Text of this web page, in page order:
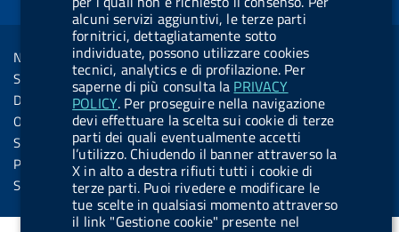
alcuni servizi aggiuntivi, le terze parti
fornitrici, dettagliatamente sotto
individuate, possono utilizzare cookies
tecnici, analytics e di profilazione. Per
saperne di più consulta la PRIVACY
POLICY. Per proseguire nella navigazione
devi effettuare la scelta sui cookie di terze
parti dei quali eventualmente accetti
l’utilizzo. Chiudendo il banner attraverso la
X in alto a destra rifiuti tutti i cookie di
terze parti. Puoi rivedere e modificare le
tue scelte in qualsiasi momento attraverso
il link "Gestione cookie" presente nel
b
u
t
t
o
n
.
i
n
y
e b
u
t
t
o
n
.
s
p
Sezione Link Utili
Note legali
Social Media Policy
Dichiarazione di accessibilità
Obiettivi di accessibilità
Statistiche sito
Privacy
Servizi Online